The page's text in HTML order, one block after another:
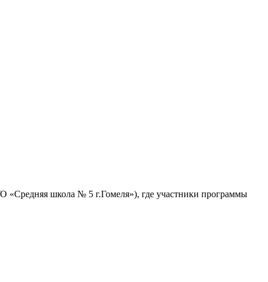
«Средняя школа № 5 г.Гомеля»), где участники программы